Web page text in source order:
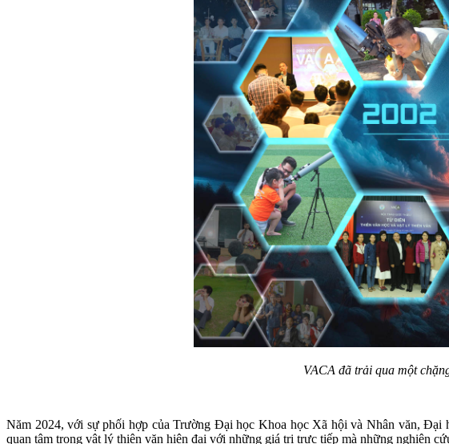
VACA đã trải qua một
Năm 2024, với sự phối hợp của Trường Đại học Khoa học Xã hội và Nhân văn,
quan tâm trong vật lý thiên văn hiện đại với những giá trị trực tiếp mà những nghiên